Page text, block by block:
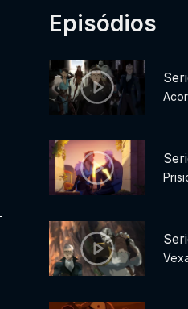
Episódios